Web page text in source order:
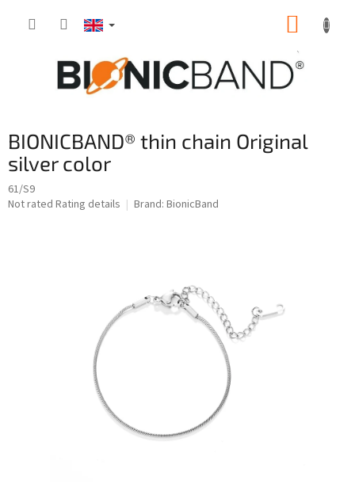
BIONICBAND® thin chain Original
silver color
61/S9
The
Not rated Rating details Brand: BionicBand